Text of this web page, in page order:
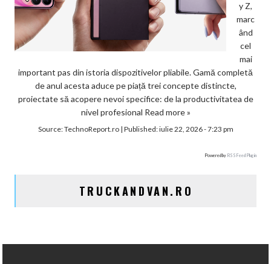
y Z,
marc
ând
cel
mai
important pas din istoria dispozitivelor pliabile. Gamă completă
de anul acesta aduce pe piață trei concepte distincte,
proiectate să acopere nevoi specifice: de la productivitatea de
nivel profesional Read more »
Source:TechnoReport.ro| Published:iulie 22, 2026 - 7:23 pm
Powered by RSS Feed Plugin
TRUCKANDVAN.RO